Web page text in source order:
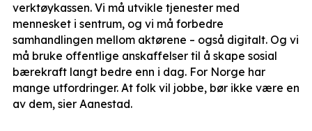
verktøykassen. Vi må utvikle tjenester med
mennesket i sentrum, og vi må forbedre
samhandlingen mellom aktørene – også digitalt. Og vi
må bruke offentlige anskaffelser til å skape sosial
bærekraft langt bedre enn i dag. For Norge har
mange utfordringer. At folk vil jobbe, bør ikke være en
av dem, sier Aanestad.